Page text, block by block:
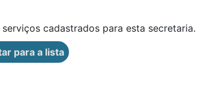
fonte
serviços cadastrados para esta secretaria.
para a lista